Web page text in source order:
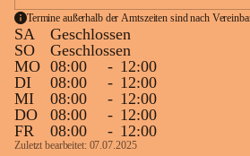
Termine außerhalb der Amtszeiten sind nach
SA
Geschlossen
SO
Geschlossen
MO 08:00 - 12:00
DI
08:00 - 12:00
MI
08:00 - 12:00
DO
08:00 - 12:00
FR
08:00 - 12:00
Zuletzt bearbeitet: 07.07.2025